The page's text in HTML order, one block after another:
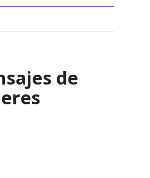
de